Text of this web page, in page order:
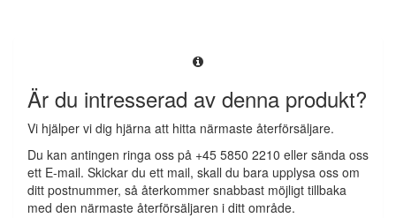
Är du intresserad av denna produkt?
Vi hjälper vi dig hjärna att hitta närmaste återförsäljare.
Du kan antingen ringa oss på +45 5850 2210 eller sända oss
ett E-mail. Skickar du ett mail, skall du bara upplysa oss om
ditt postnummer, så återkommer snabbast möjligt tillbaka
med den närmaste återförsäljaren i ditt område.